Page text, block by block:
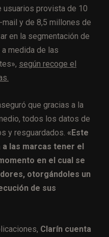
usuarios provista de 10
y de 8,5 millones de
en la segmentación de
medida de las
según recoge el
que gracias a la
todos los datos de
y resguardados. «Este
las marcas tener el
en el cual se
otorgándoles un
de sus
Clarín cuenta